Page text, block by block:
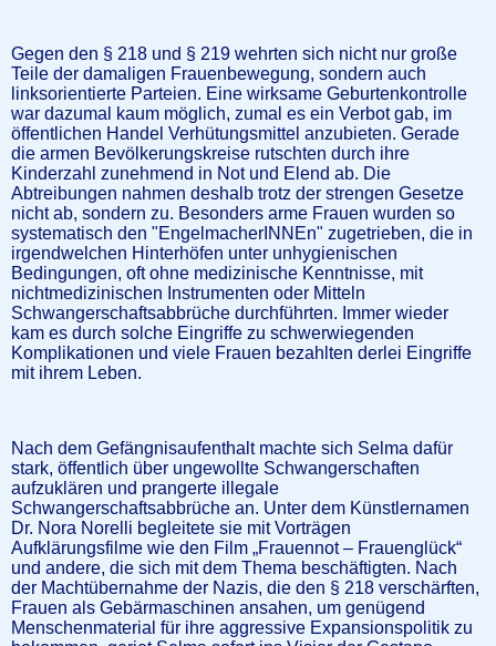
Gegen den § 218 und § 219 wehrten sich nicht nur große
Teile der damaligen Frauenbewegung, sondern auch
linksorientierte Parteien. Eine wirksame Geburtenkontrolle
war dazumal kaum möglich, zumal es ein Verbot gab, im
öffentlichen Handel Verhütungsmittel anzubieten. Gerade
die armen Bevölkerungskreise rutschten durch ihre
Kinderzahl zunehmend in Not und Elend ab. Die
Abtreibungen nahmen deshalb trotz der strengen Gesetze
nicht ab, sondern zu. Besonders arme Frauen wurden so
systematisch den "EngelmacherINNEn" zugetrieben, die in
irgendwelchen Hinterhöfen unter unhygienischen
Bedingungen, oft ohne medizinische Kenntnisse, mit
nichtmedizinischen Instrumenten oder Mitteln
Schwangerschaftsabbrüche durchführten. Immer wieder
kam es durch solche Eingriffe zu schwerwiegenden
Komplikationen und viele Frauen bezahlten derlei Eingriffe
mit ihrem Leben.
Nach dem Gefängnisaufenthalt machte sich Selma dafür
stark, öffentlich über ungewollte Schwangerschaften
aufzuklären und prangerte illegale
Schwangerschaftsabbrüche an. Unter dem Künstlernamen
Dr. Nora Norelli begleitete sie mit Vorträgen
Aufklärungsfilme wie den Film „Frauennot – Frauenglück“
und andere, die sich mit dem Thema beschäftigten. Nach
der Machtübernahme der Nazis, die den § 218 verschärften,
Frauen als Gebärmaschinen ansahen, um genügend
Menschenmaterial für ihre aggressive Expansionspolitik zu